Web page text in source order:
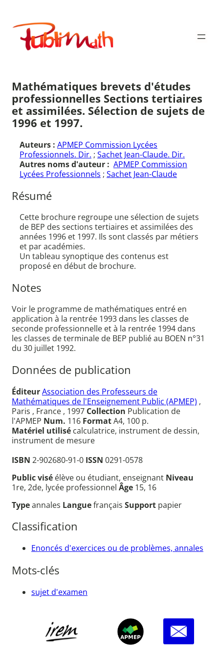
contenu
Publimath
Mathématiques brevets d'études
professionnelles Sections tertiaires
et assimilées. Sélection de sujets de
1996 et 1997.
Auteurs : APMEP Commission Lycées
Professionnels. Dir. ; Sachet Jean-Claude. Dir.
Autres noms d'auteur : APMEP Commission
Lycées Professionnels ; Sachet Jean-Claude
Résumé
Cette brochure regroupe une sélection de sujets
de BEP des sections tertiaires et assimilées des
années 1996 et 1997. Ils sont classés par métiers
et par académies.
Un tableau synoptique des contenus est
proposé en début de brochure.
Notes
Voir le programme de mathématiques entré en
application à la rentrée 1993 dans les classes de
seconde professionnelle et à la rentrée 1994 dans
les classes de terminale de BEP publié au BOEN n°31
du 30 juillet 1992.
Données de publication
ÉditeurAssociation des Professeurs de
Mathématiques de l'Enseignement Public (APMEP) ,
Paris , France , 1997 Collection Publication de
l'APMEP Num. 116 FormatA4, 100 p.
Matériel utilisé calculatrice, instrument de dessin,
instrument de mesure
ISBN 2-902680-91-0 ISSN 0291-0578
Public visé élève ou étudiant, enseignant Niveau
1re, 2de, lycée professionnel Âge 15, 16
Typeannales Languefrançais Support papier
Classification
Enoncés d'exercices ou de problèmes, annales
Mots-clés
sujet d'examen